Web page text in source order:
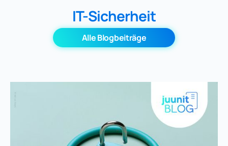
IT-Sicherheit
Alle Blogbeiträge